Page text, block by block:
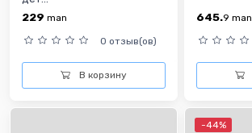
229 man
0 отзыв(ов)
В корзину
645.9 man
-44%